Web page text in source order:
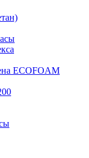
ECOFOAM